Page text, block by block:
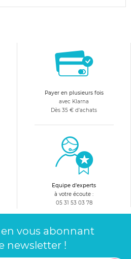
Payer en plusieurs fois
avec Klarna
Dès 35 € d'achats
Equipe d'experts
à votre écoute :
05 31 53 03 78
en vous abonnant
newsletter !